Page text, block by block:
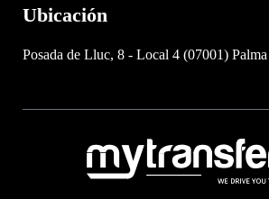
Ubicación
Posada de Lluc, 8 - Local 4 (07001) Palma